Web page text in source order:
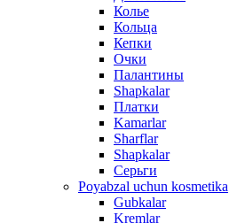
Колье
Кольца
Кепки
Очки
Палантины
Shapkalar
Платки
Kamarlar
Sharflar
Shapkalar
Серьги
Poyabzal uchun kosmetika
Gubkalar
Kremlar